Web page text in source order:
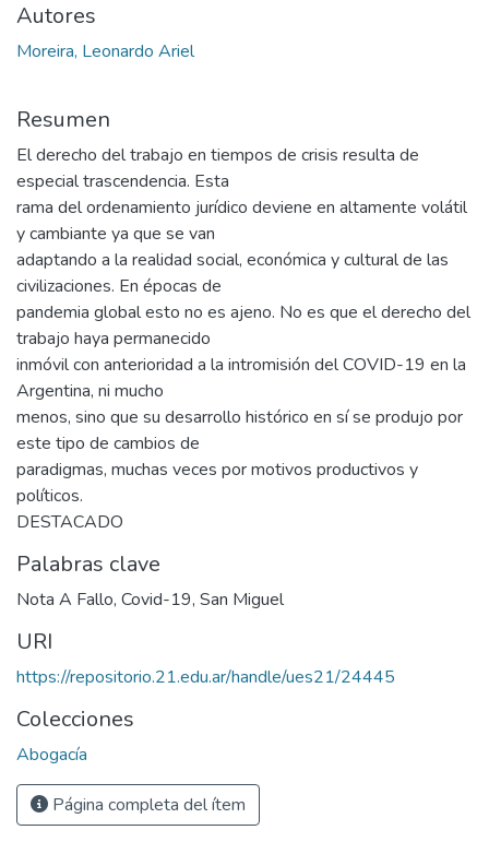
Autores
Moreira, Leonardo Ariel
Resumen
El derecho del trabajo en tiempos de crisis resulta de
especial trascendencia. Esta
rama del ordenamiento jurídico deviene en altamente volátil
y cambiante ya que se van
adaptando a la realidad social, económica y cultural de las
civilizaciones. En épocas de
pandemia global esto no es ajeno. No es que el derecho del
trabajo haya permanecido
inmóvil con anterioridad a la intromisión del COVID-19 en la
Argentina, ni mucho
menos, sino que su desarrollo histórico en sí se produjo por
este tipo de cambios de
paradigmas, muchas veces por motivos productivos y
políticos.
DESTACADO
Palabras clave
Nota A Fallo, Covid-19, San Miguel
URI
https://repositorio.21.edu.ar/handle/ues21/24445
Colecciones
Abogacía
Página completa del ítem